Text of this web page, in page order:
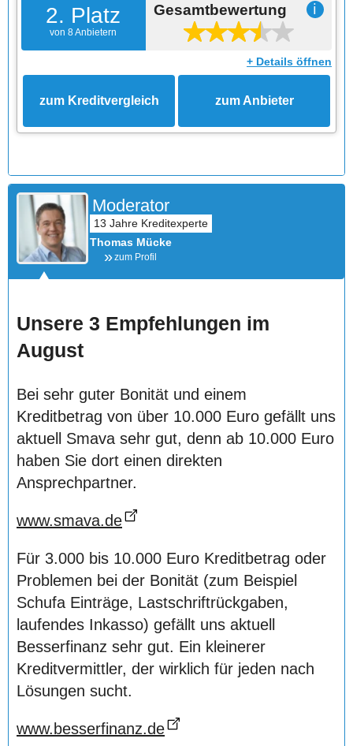
2. Platz
von 8 Anbietern
Gesamtbewertung ℹ
+ Details öffnen
zum Kreditvergleich zum Anbieter
Moderator
Thomas Mücke
zum Profil
Unsere 3 Empfehlungen im
August
Bei sehr guter Bonität und einem
Kreditbetrag von über 10.000 Euro gefällt uns
aktuell Smava sehr gut, denn ab 10.000 Euro
haben Sie dort einen direkten
Ansprechpartner.
www.smava.de
Für 3.000 bis 10.000 Euro Kreditbetrag oder
Problemen bei der Bonität (zum Beispiel
Schufa Einträge, Lastschriftrückgaben,
laufendes Inkasso) gefällt uns aktuell
Besserfinanz sehr gut. Ein kleinerer
Kreditvermittler, der wirklich für jeden nach
Lösungen sucht.
www.besserfinanz.de